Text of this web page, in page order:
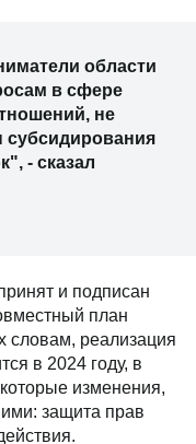
области
в сфере
не
субсидирования
- сказал
и подписан
план
словам, реализация
в 2024 году, в
изменения,
защита прав